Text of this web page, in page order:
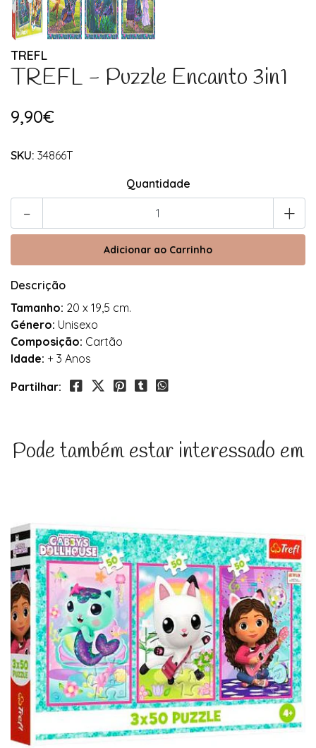
TREFL
TREFL - Puzzle Encanto 3in1
9,90€
SKU: 34866T
Quantidade
- +
Descrição
Tamanho: 20 x 19,5 cm.
Género: Unisexo
Composição: Cartão
Idade: + 3 Anos
Partilhar:
Pode também estar interessado em